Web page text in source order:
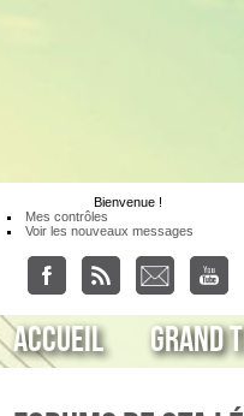
Bienvenue !
Mes contrôles
Voir les nouveaux messages
Accueil Grand